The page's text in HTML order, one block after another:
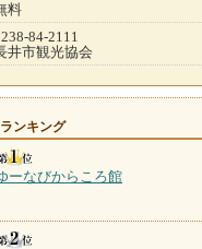
料
84-2111
井市観光協会
ンキング
ーなびからころ館